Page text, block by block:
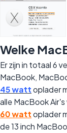
Welke
Er zijn in totaal 6
MacBook,
45 wattoplader
alle MacBook
60 wattoplader
de 13 inch